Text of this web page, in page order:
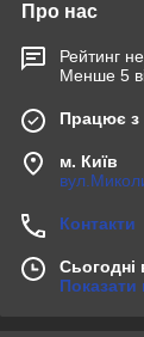
Про нас
Рейтинг
Менше 5
Працює з
м. Київ
Контакти
Сьогодні
Показати